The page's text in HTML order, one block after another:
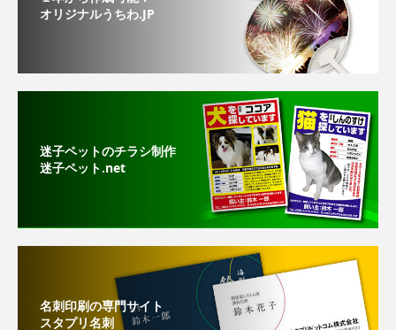
オリジナルうちわ.JP
迷子ペットのチラシ制作
迷子ペット.net
名刺印刷の専門サイト
スタプリ名刺